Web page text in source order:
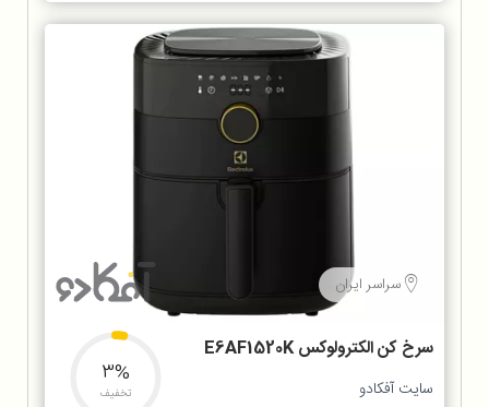
سراسر ایران
سرخ کن الکترولوکس E6AF1520K
سایت آفکادو
3%
تخفیف